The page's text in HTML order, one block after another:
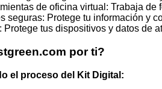
de oficina virtual: Trabaja de
seguras: Protege tu información y
Protege tus dispositivos y datos de
por ti?
el proceso del Kit Digital: